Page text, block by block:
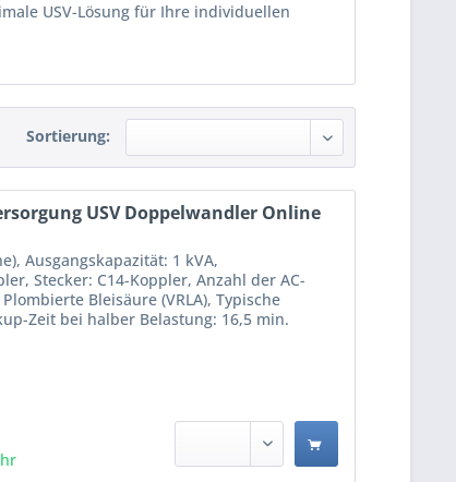
USV-Lösung für Ihre individuellen
Sortierung:
USV Doppelwandler Online
Ausgangskapazität: 1 kVA,
Stecker: C14-Koppler, Anzahl der AC-
Bleisäure (VRLA), Typische
Zeit bei halber Belastung: 16,5 min.